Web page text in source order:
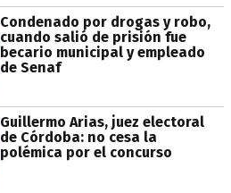
Condenado por drogas y robo,
cuando salió de prisión fue
becario municipal y empleado
de Senaf
Guillermo Arias, juez electoral
de Córdoba: no cesa la
polémica por el concurso